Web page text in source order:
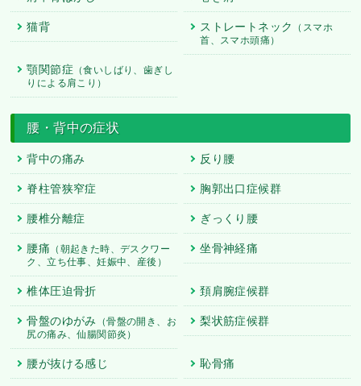
猫背 ストレートネック
（スマホ
首、スマホ頭痛）
顎関節症 （食いしばり、歯ぎし
りによる肩こり）
腰・背中の症状
背中の痛み 反り腰
脊柱管狭窄症 胸郭出口症候群
腰椎分離症 ぎっくり腰
腰痛 （朝起きた時、デスクワー
ク、立ち仕事、妊娠中、産後）
坐骨神経痛
椎体圧迫骨折 頚肩腕症候群
骨盤のゆがみ
（骨盤の開き、お
尻の痛み、仙腸関節炎）
梨状筋症候群
腰が抜ける感じ 恥骨痛